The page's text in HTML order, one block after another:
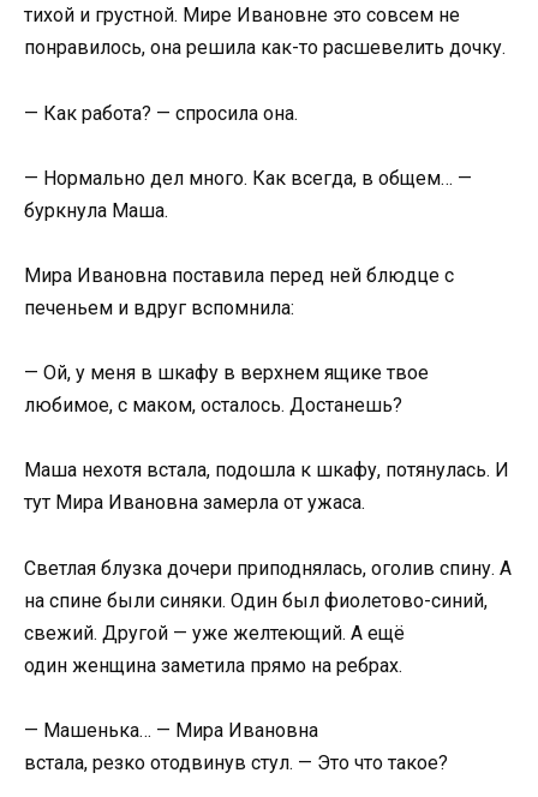
тихой и грустной. Мире Ивановне это совсем не
понравилось, она решила как-то расшевелить дочку.
— Как работа? — спросила она.
— Нормально дел много. Как всегда, в общем… —
буркнула Маша.
Мира Ивановна поставила перед ней блюдце с
печеньем и вдруг вспомнила:
— Ой, у меня в шкафу в верхнем ящике твое
любимое, с маком, осталось. Достанешь?
Маша нехотя встала, подошла к шкафу, потянулась. И
тут Мира Ивановна замерла от ужаса.
Светлая блузка дочери приподнялась, оголив спину. А
на спине были синяки. Один был фиолетово-синий,
свежий. Другой — уже желтеющий. А ещё
один женщина заметила прямо на ребрах.
— Машенька… — Мира Ивановна
встала, резко отодвинув стул. — Это что такое?